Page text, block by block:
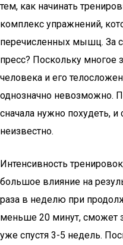
тем, как начинать
комплекс упражнений,
перечисленных мышц. За
пресс? Поскольку многое
человека и его
однозначно
сначала нужно похудеть,
неизвестно.
Интенсивность
большое влияние на
раза в неделю при
меньше 20 минут, сможет
уже спустя 3-5 недель.